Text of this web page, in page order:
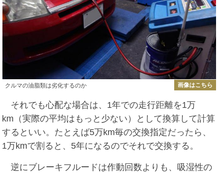
クルマの油脂類は劣化するのか 画像はこちら
それでも心配な場合は、1年での走行距離を1万
km（実際の平均はもっと少ない）として換算して計算
するといい。たとえば5万km毎の交換指定だったら、
1万kmで割ると、5年になるのでそれで交換する。
逆にブレーキフルードは作動回数よりも、吸湿性の